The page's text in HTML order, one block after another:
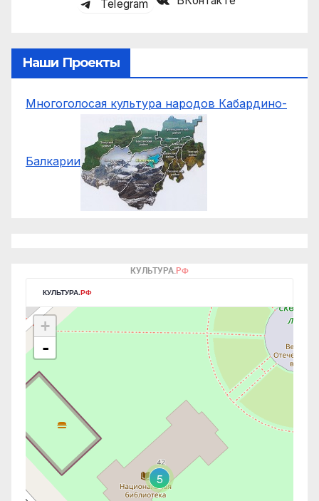
Telegram
Наши Проекты
Многоголосая культура народов Кабардино-
Балкарии